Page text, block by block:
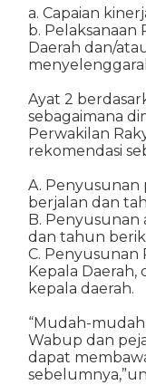
a. Capaian
b. Pelaksanaan
Daerah dan/
Ayat 2
sebagaimana
Perwakilan
rekomendasi
A. Penyusunan
berjalan dan
B.
dan tahun
C. Penyusunan
Kepala
kepala daerah.
“Mudah-
Wabup dan
dapat